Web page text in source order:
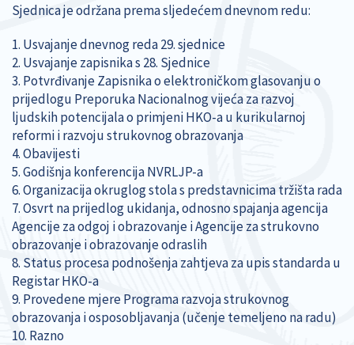
Sjednica je održana prema sljedećem dnevnom redu:
1. Usvajanje dnevnog reda 29. sjednice
2. Usvajanje zapisnika s 28. Sjednice
3. Potvrđivanje Zapisnika o elektroničkom glasovanju o
prijedlogu Preporuka Nacionalnog vijeća za razvoj
ljudskih potencijala o primjeni HKO-a u kurikularnoj
reformi i razvoju strukovnog obrazovanja
4. Obavijesti
5. Godišnja konferencija NVRLJP-a
6. Organizacija okruglog stola s predstavnicima tržišta rada
7. Osvrt na prijedlog ukidanja, odnosno spajanja agencija
Agencije za odgoj i obrazovanje i Agencije za strukovno
obrazovanje i obrazovanje odraslih
8. Status procesa podnošenja zahtjeva za upis standarda u
Registar HKO-a
9. Provedene mjere Programa razvoja strukovnog
obrazovanja i osposobljavanja (učenje temeljeno na radu)
10. Razno